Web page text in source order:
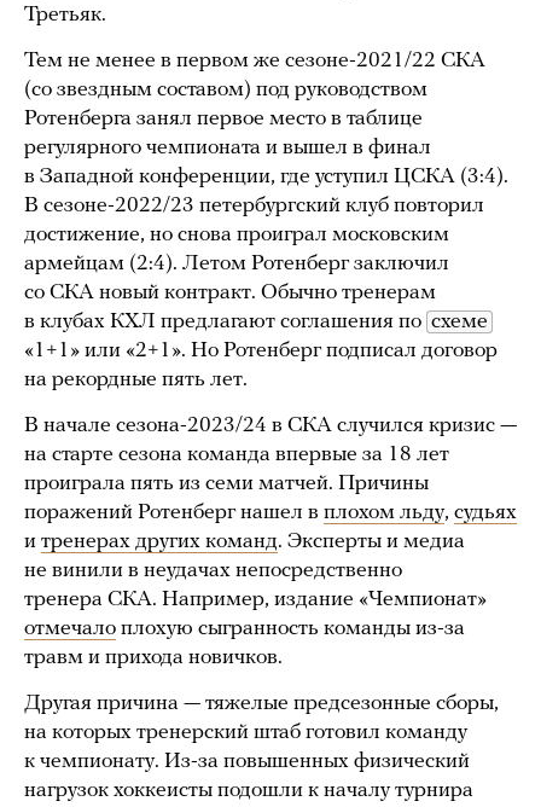
Третьяк.
Тем не менее в первом же сезоне-2021/22 СКА
(со звездным составом) под руководством
Ротенберга занял первое место в таблице
регулярного чемпионата и вышел в финал
в Западной конференции, где уступил ЦСКА (3:4).
В сезоне-2022/23 петербургский клуб повторил
достижение, но снова проиграл московским
армейцам (2:4). Летом Ротенберг заключил
со СКА новый контракт. Обычно тренерам
в клубах КХЛ предлагают соглашения по схеме
«1+1» или «2+1». Но Ротенберг подписал договор
на рекордные пять лет.
В начале сезона-2023/24 в СКА случился кризис —
на старте сезона команда впервые за 18 лет
проиграла пять из семи матчей. Причины
поражений Ротенберг нашел в плохом льду, судьях
и тренерах других команд. Эксперты и медиа
не винили в неудачах непосредственно
тренера СКА. Например, издание «Чемпионат»
отмечало плохую сыгранность команды из-за
травм и прихода новичков.
Другая причина — тяжелые предсезонные сборы,
на которых тренерский штаб готовил команду
к чемпионату. Из-за повышенных физический
нагрузок хоккеисты подошли к началу турнира